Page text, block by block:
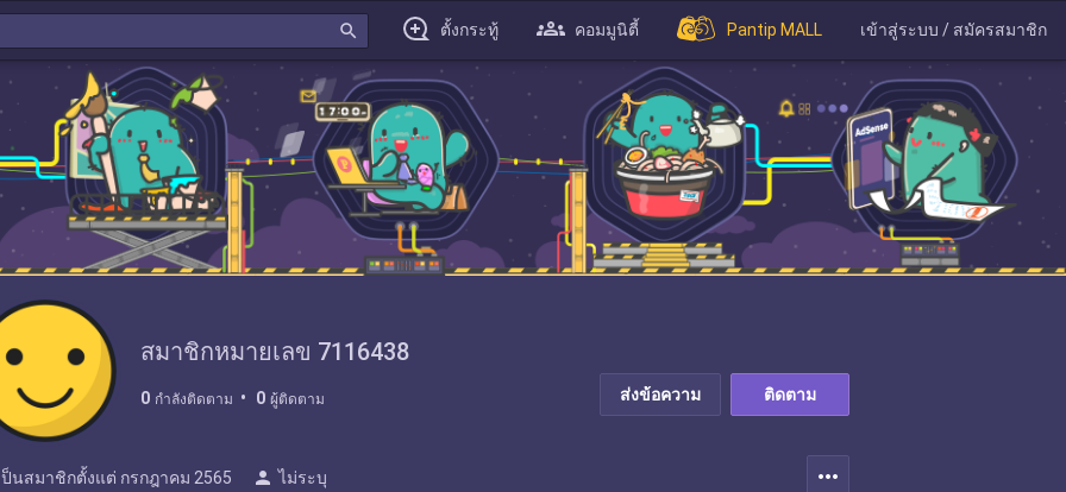
search ตั้งกระทู้ คอมมูนิตี้ Pantip MALL เข้าสู่ระบบ / สมัครสมาชิก
สมาชิกหมายเลข 7116438
0 กำลังติดตาม 0 ผู้ติดตาม ส่งข้อความ ติดตาม
ป็นสมาชิกตั้งแต่ กรกฎาคม 2565 person ไม่ระบุ more_horiz